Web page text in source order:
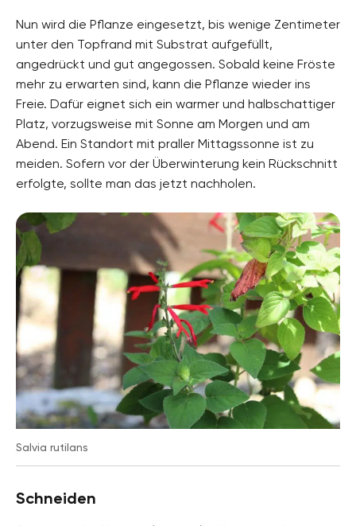
Nun wird die Pflanze eingesetzt, bis wenige Zentimeter
unter den Topfrand mit Substrat aufgefüllt,
angedrückt und gut angegossen. Sobald keine Fröste
mehr zu erwarten sind, kann die Pflanze wieder ins
Freie. Dafür eignet sich ein warmer und halbschattiger
Platz, vorzugsweise mit Sonne am Morgen und am
Abend. Ein Standort mit praller Mittagssonne ist zu
meiden. Sofern vor der Überwinterung kein Rückschnitt
erfolgte, sollte man das jetzt nachholen.
Salvia rutilans
Schneiden